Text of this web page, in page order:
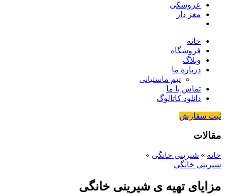
عروسکی
مغز دار
خانه
فروشگاه
وبلاگ
درباره ما
تیم ماستیانی
تماس با ما
دانلود کاتالوگ
ثبت سفارش
مقالات
خانه » شیرینی خانگی »
شیرینی خانگی
مزایای تهیه ی شیرینی خانگی